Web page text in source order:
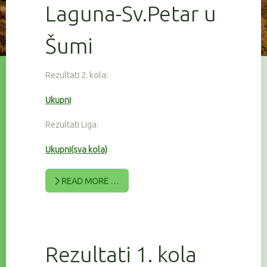
Laguna-Sv.Petar u
Šumi
Rezultati 2. kola:
Ukupni
Rezultati Liga:
Ukupni(sva kola)
READ MORE …
Rezultati 1. kola